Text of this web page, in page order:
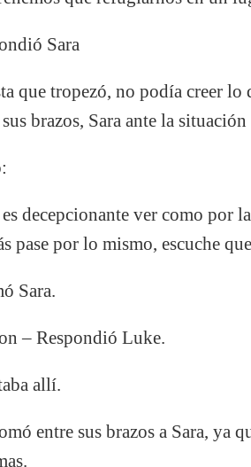
Sara
que tropezó, no podía creer
brazos, Sara ante la
decepcionante ver como por
pase por lo mismo, escuche
Sara.
– Respondió Luke.
allí.
entre sus brazos a Sara, ya